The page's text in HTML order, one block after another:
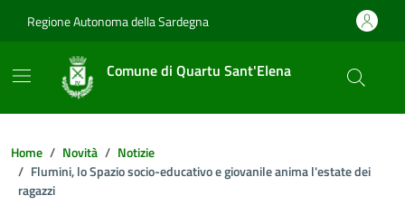
Regione Autonoma della Sardegna
Comune di Quartu Sant'Elena
Home Novità
Notizie
Flumini, lo Spazio socio-educativo e giovanile anima l'estate dei
ragazzi